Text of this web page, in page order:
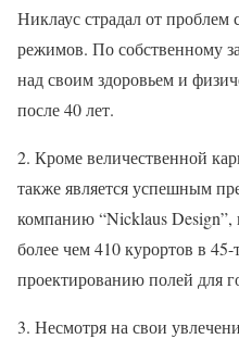
Никлаус страдал от
режимов. По собственному
над своим здоровьем и
после 40 лет.
2. Кроме величественной
также является успешным
компанию “Nicklaus Design”,
более чем 410 курортов в 45-
проектированию полей для
3. Несмотря на свои